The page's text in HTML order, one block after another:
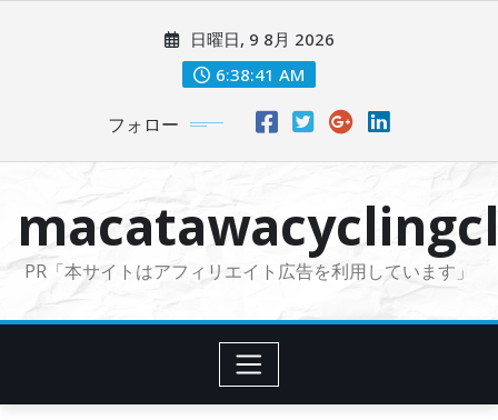
に
日曜日, 9 8月 2026
6:38:42 AM
フォロー
PR「本サイトはアフィリエイト広告を利用しています」